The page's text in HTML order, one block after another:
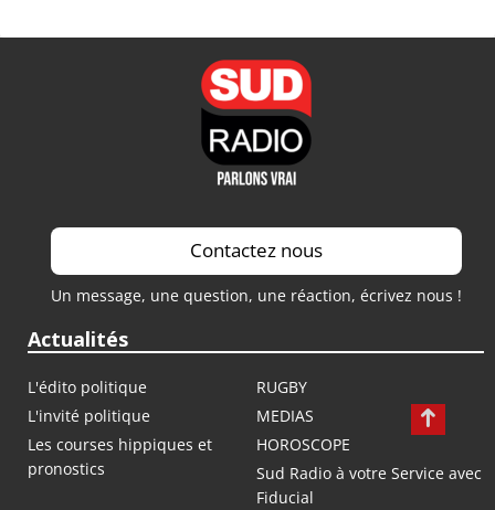
Contactez nous
Un message, une question, une réaction, écrivez nous !
Actualités
L'édito politique
RUGBY
L'invité politique
MEDIAS
Les courses hippiques et
pronostics
HOROSCOPE
Sud Radio à votre Service avec
Fiducial